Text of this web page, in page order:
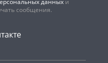
данныхи
сообщения.